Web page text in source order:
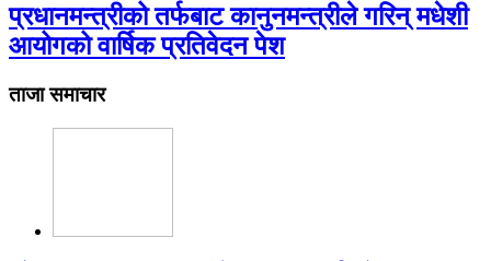
प्रधानमन्त्रीको तर्फबाट कानुनमन्त्रीले गरिन् मधेशी
आयोगको वार्षिक प्रतिवेदन पेश
ताजा समाचार